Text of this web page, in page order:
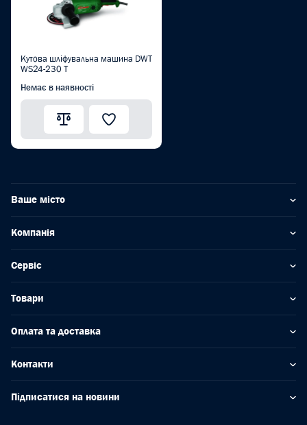
Кутова шліфувальна машина DWT
WS24-230 T
Немає в наявності
Ваше місто
Компанія
Сервіс
Товари
Оплата та доставка
Контакти
Підписатися на новини